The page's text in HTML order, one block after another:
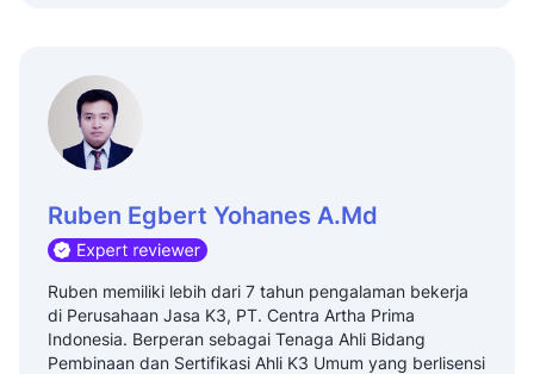
Ruben Egbert Yohanes A.Md
Ruben memiliki lebih dari 7 tahun pengalaman bekerja
di Perusahaan Jasa K3, PT. Centra Artha Prima
Indonesia. Berperan sebagai Tenaga Ahli Bidang
Pembinaan dan Sertifikasi Ahli K3 Umum yang berlisensi